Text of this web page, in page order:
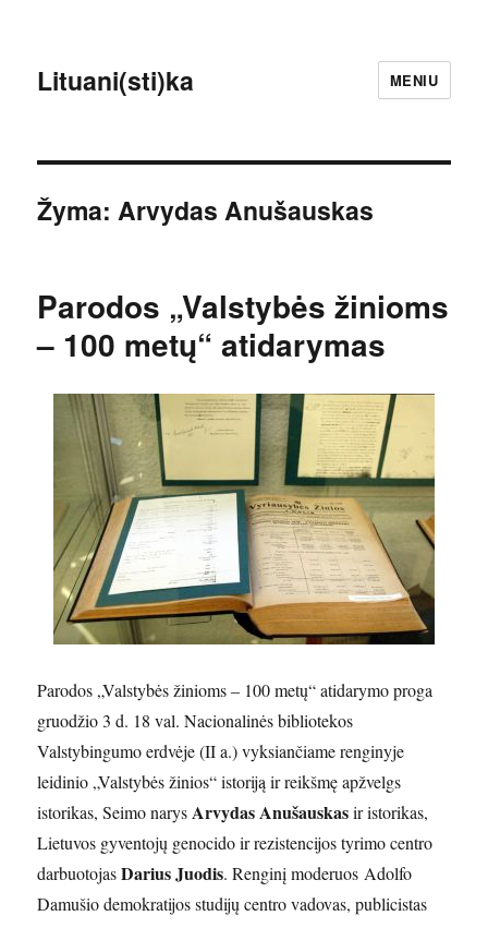
Lituani(sti)ka MENIU
Žyma:Arvydas Anušauskas
Parodos „Valstybės žinioms
– 100 metų“ atidarymas
Parodos „Valstybės žinioms – 100 metų“ atidarymo proga
gruodžio 3 d. 18 val. Nacionalinės bibliotekos
Valstybingumo erdvėje (II a.) vyksiančiame renginyje
leidinio „Valstybės žinios“ istoriją ir reikšmę apžvelgs
istorikas, Seimo narys ArvydasAnušauskasir istorikas,
Lietuvos gyventojų genocido ir rezistencijos tyrimo centro
darbuotojasDariusJuodis. Renginį moderuos Adolfo
Damušio demokratijos studijų centro vadovas, publicistas